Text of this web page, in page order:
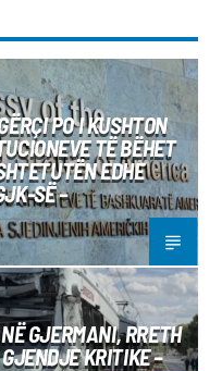
PO I KUSHTON
TË BËHET
EDHE
SË –
GJERMANI, RRETH
KRITIKE –